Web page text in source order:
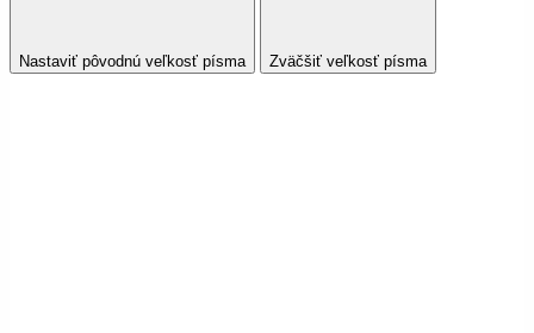
Nastaviť pôvodnú veľkosť písma Zväčšiť veľkosť písma